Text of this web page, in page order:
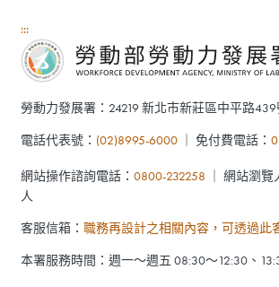
:::
勞動力發展署：24219 新北市新莊區中平路
電話代表號： (02)8995-6000｜ 免付費電話：
網站操作諮詢電話： 0800-232258 ｜ 網站瀏覽
人
客服信箱： 職務再設計之相關內容，可透過此
本署服務時間：週一～週五 08:30～12:30、